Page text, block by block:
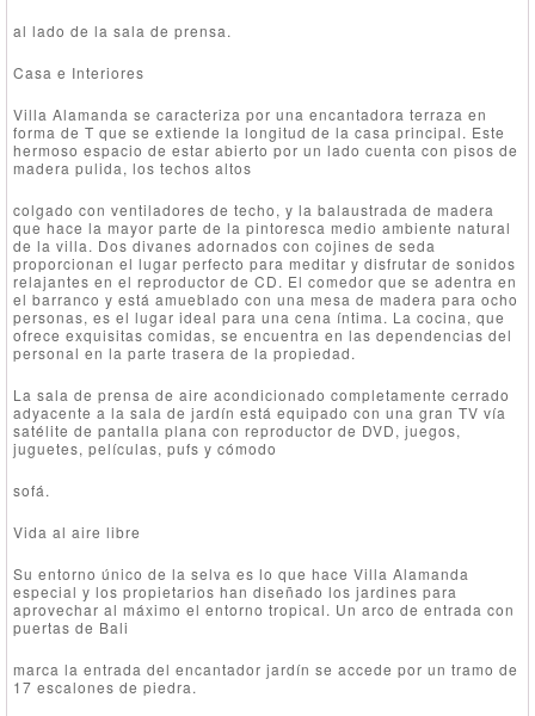
al lado de la sala de prensa.
Casa e Interiores
Villa Alamanda se caracteriza por una encantadora terraza en
forma de T que se extiende la longitud de la casa principal. Este
hermoso espacio de estar abierto por un lado cuenta con pisos de
madera pulida, los techos altos
colgado con ventiladores de techo, y la balaustrada de madera
que hace la mayor parte de la pintoresca medio ambiente natural
de la villa. Dos divanes adornados con cojines de seda
proporcionan el lugar perfecto para meditar y disfrutar de sonidos
relajantes en el reproductor de CD. El comedor que se adentra en
el barranco y está amueblado con una mesa de madera para ocho
personas, es el lugar ideal para una cena íntima. La cocina, que
ofrece exquisitas comidas, se encuentra en las dependencias del
personal en la parte trasera de la propiedad.
La sala de prensa de aire acondicionado completamente cerrado
adyacente a la sala de jardín está equipado con una gran TV vía
satélite de pantalla plana con reproductor de DVD, juegos,
juguetes, películas, pufs y cómodo
sofá.
Vida al aire libre
Su entorno único de la selva es lo que hace Villa Alamanda
especial y los propietarios han diseñado los jardines para
aprovechar al máximo el entorno tropical. Un arco de entrada con
puertas de Bali
marca la entrada del encantador jardín se accede por un tramo de
17 escalones de piedra.